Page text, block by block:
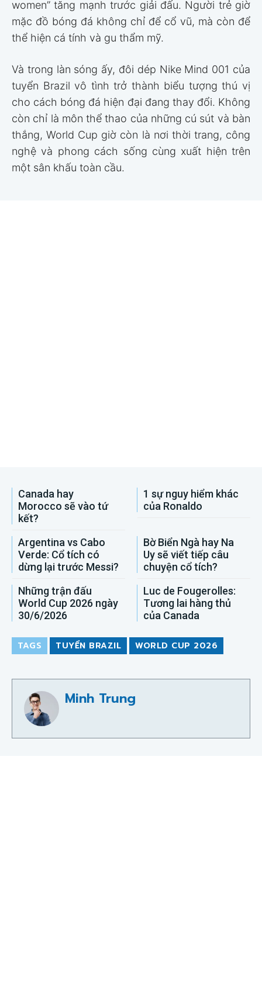
women” tăng mạnh trước giải đấu. Người trẻ giờ
mặc đồ bóng đá không chỉ để cổ vũ, mà còn để
thể hiện cá tính và gu thẩm mỹ.
Và trong làn sóng ấy, đôi dép Nike Mind 001 của
tuyển Brazil vô tình trở thành biểu tượng thú vị
cho cách bóng đá hiện đại đang thay đổi. Không
còn chỉ là môn thể thao của những cú sút và bàn
thắng, World Cup giờ còn là nơi thời trang, công
nghệ và phong cách sống cùng xuất hiện trên
một sân khấu toàn cầu.
Canada hay
Morocco sẽ vào tứ
kết?
1 sự nguy hiểm khác
của Ronaldo
Argentina vs Cabo
Verde: Cổ tích có
dừng lại trước Messi?
Bờ Biển Ngà hay Na
Uy sẽ viết tiếp câu
chuyện cổ tích?
Những trận đấu
World Cup 2026 ngày
30/6/2026
Luc de Fougerolles:
Tương lai hàng thủ
của Canada
TAGS TUYỂN BRAZIL WORLD CUP 2026
Minh Trung